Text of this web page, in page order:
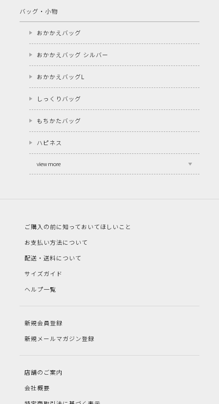
バッグ・小物
おかかえバッグ
おかかえバッグ シルバー
おかかえバッグL
しっくりバッグ
もちかたバッグ
ハピネス
view more
ご購入の前に知っておいてほしいこと
お支払い方法について
配送・送料について
サイズガイド
ヘルプ一覧
新規会員登録
新規メールマガジン登録
店舗のご案内
会社概要